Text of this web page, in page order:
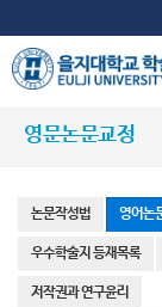
영문논문교정
논문작성법 영어논
우수학술지 등재목록
저작권과 연구윤리